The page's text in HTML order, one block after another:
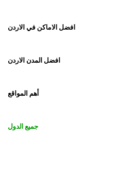
افضل الاماكن في الاردن
افضل المدن الاردن
أهم المواقع
جميع الدول